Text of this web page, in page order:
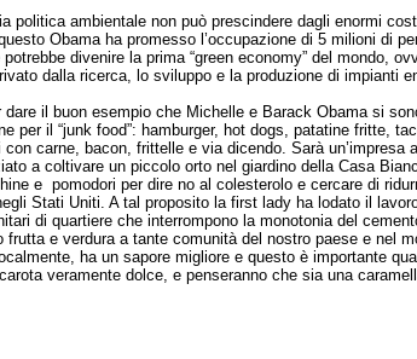
esempio che Michelle e Barack Obama si sono impegnati a
food”: hamburger, hot dogs, patatine fritte, tacos, gelati, ma
frittelle e via dicendo. Sarà un’impresa ardua, ma per
un piccolo orto nel giardino della Casa Bianca: insalata,
per dire no al colesterolo e cercare di ridurre l’alta
A tal proposito la first lady ha lodato il lavoro dei “community
che interrompono la monotonia del cemento e secondo le
a tante comunità del nostro paese e nel mondo. Quando il
un sapore migliore e questo è importante quando si hanno
dolce, e penseranno che sia una caramella”.